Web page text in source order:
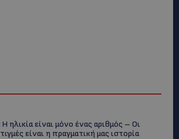
ηλικία είναι μόνο ένας αριθμός – Οι
είναι η πραγματική μας ιστορία